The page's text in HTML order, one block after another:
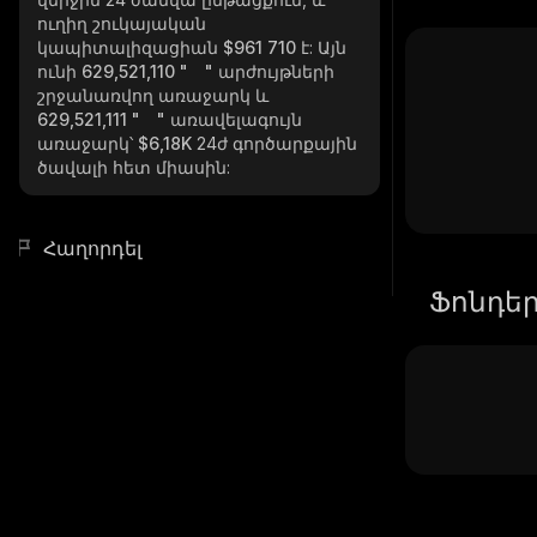
ուղիղ շուկայական
կապիտալիզացիան $961 710 է: Այն
ունի 629,521,110 " " արժույթների
շրջանառվող առաջարկ և
629,521,111 " " առավելագույն
առաջարկ՝ $6,18K 24ժ գործարքային
ծավալի հետ միասին:
Հաղորդել